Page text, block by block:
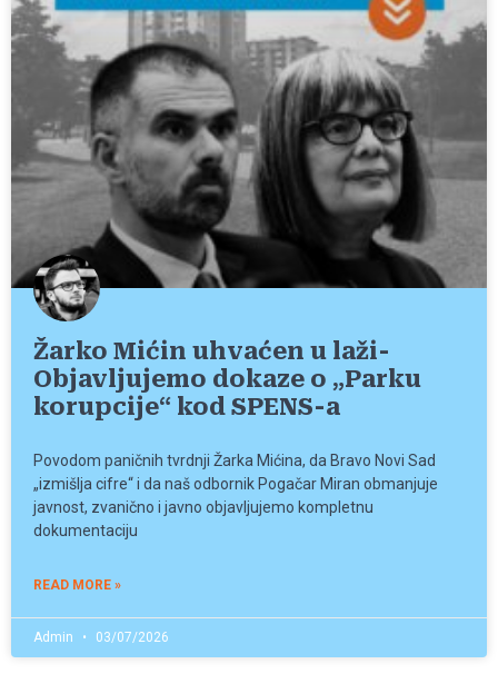
Žarko Mićin uhvaćen u laži-
Objavljujemo dokaze o „Parku
korupcije“ kod SPENS-a
Povodom paničnih tvrdnji Žarka Mićina, da Bravo Novi Sad
„izmišlja cifre“ i da naš odbornik Pogačar Miran obmanjuje
javnost, zvanično i javno objavljujemo kompletnu
dokumentaciju
READ MORE »
Admin 03/07/2026